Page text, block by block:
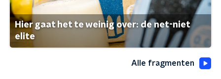
Hier gaat het te weinig over: de net-niet
elite
Alle fragmenten